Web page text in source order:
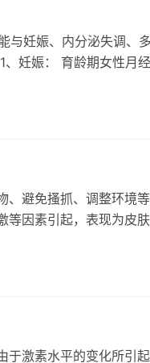
与妊娠、内分泌失调、
、妊娠： 育龄期女性月
、避免搔抓、调整环境
等因素引起，表现为皮
于激素水平的变化所引起